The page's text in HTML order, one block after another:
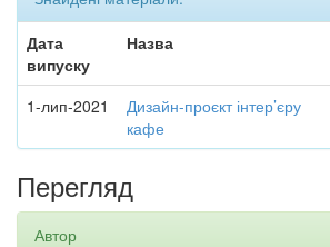
Дата
випуску
Назва
1-лип-2021
Дизайн-проєкт інтер’єру
кафе
Перегляд
Автор